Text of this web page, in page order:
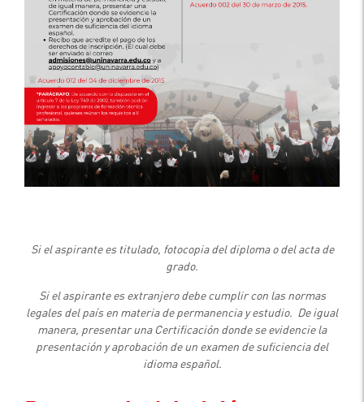
Si el aspirante es titulado, fotocopia del diploma o del acta de
grado.
Si el aspirante es extranjero debe cumplir con las normas
legales del país en materia de permanencia y estudio. De igual
manera, presentar una Certificación donde se evidencie la
presentación y aprobación de un examen de suficiencia del
idioma español.